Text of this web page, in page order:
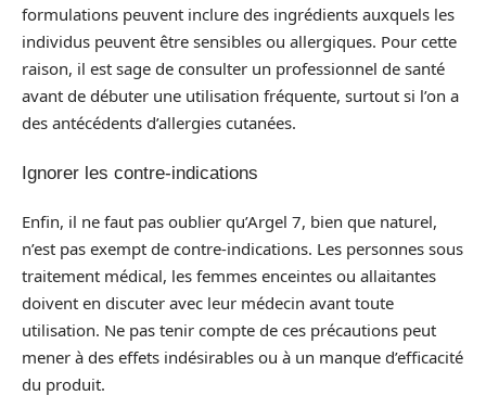
formulations peuvent inclure des ingrédients auxquels les
individus peuvent être sensibles ou allergiques. Pour cette
raison, il est sage de consulter un professionnel de santé
avant de débuter une utilisation fréquente, surtout si l’on a
des antécédents d’allergies cutanées.
Ignorer les contre-indications
Enfin, il ne faut pas oublier qu’Argel 7, bien que naturel,
n’est pas exempt de contre-indications. Les personnes sous
traitement médical, les femmes enceintes ou allaitantes
doivent en discuter avec leur médecin avant toute
utilisation. Ne pas tenir compte de ces précautions peut
mener à des effets indésirables ou à un manque d’efficacité
du produit.